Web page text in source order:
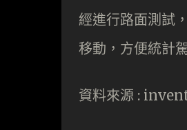
經進行路面測試
移動，方便統計
資料來源 :